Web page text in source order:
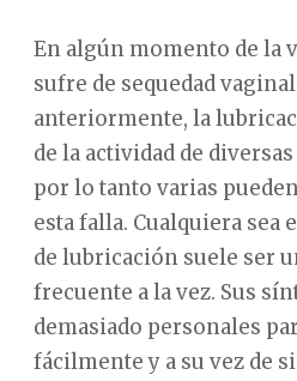
En algún momento de la
sufre de sequedad
anteriormente, la
de la actividad de
por lo tanto varias
esta falla. Cualquiera sea
de lubricación suele ser
frecuente a la vez. Sus
demasiado personales
fácilmente y a su vez de